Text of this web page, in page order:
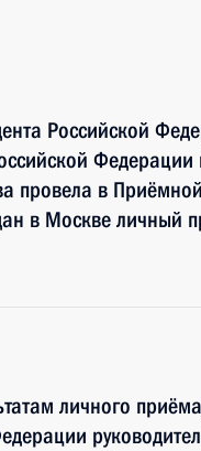
Российской
провела в
в Москве личный
личного